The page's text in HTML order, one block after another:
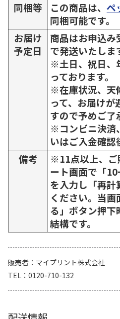
同梱等
この商品は、 ペ
同梱可能です。
お届け
予定日
商品はお申込
で発送いたしま
※土日、祝日、
っております。
※在庫状況、天
って、お届けが
すので予めご了
※コンビニ決済
いはご入金確認
備考
※11点以上、ご
ート画面で「
を入力し「再計
ください。当
る」ボタン押
結構です。
販売者
マイプリント株式会社
TEL
0120-710-132